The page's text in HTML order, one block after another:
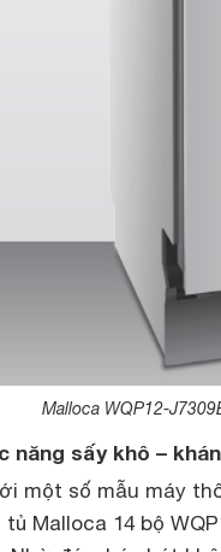
Malloca WQP12-
năng sấy khô –
một số mẫu máy
tủ Malloca 14 bộ